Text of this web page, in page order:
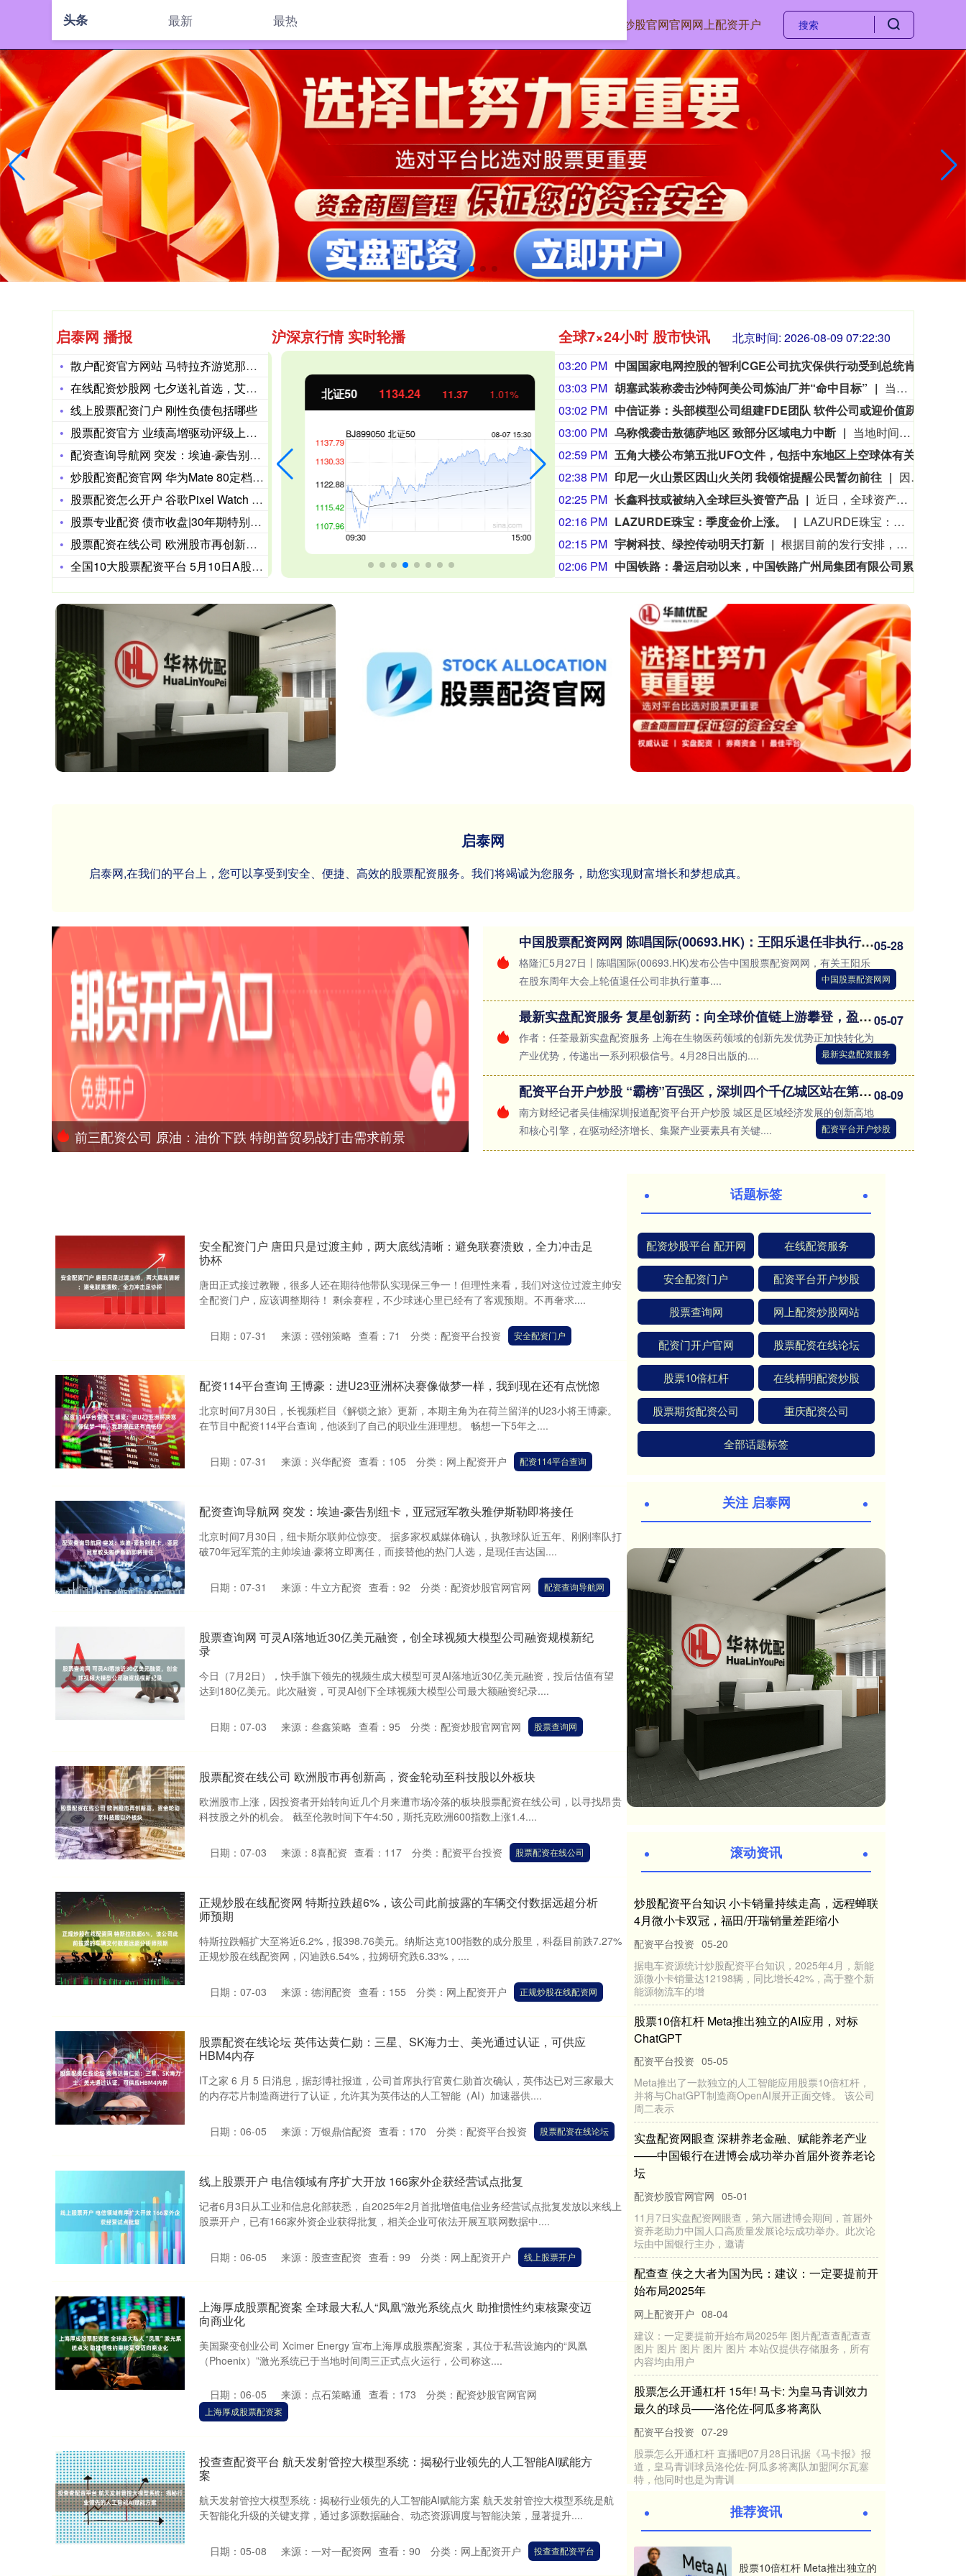
配资炒股官网官网网上配资开户
启泰网 播报
散户配资官方网站 马特拉齐游览那不勒斯，专门来到了马拉多纳的
在线配资炒股网 七夕送礼首选，艾柠美小紫镜【鎏金映颜】礼盒传
线上股票配资门户 刚性负债包括哪些
股票配资官方 业绩高增驱动评级上调 科技、消费板块获券商青睐
配资查询导航网 突发：埃迪-豪告别纽卡，亚冠冠军教头雅伊斯勒
炒股配资配资官网 华为Mate 80定档11月！双层屏+主动
股票配资怎么开户 谷歌Pixel Watch 4价格曝光：延
股票专业配资 债市收盘|30年期特别国债发行在1.88%，银
股票配资在线公司 欧洲股市再创新高，资金轮动至科技股以外板块
全国10大股票配资平台 5月10日A股动态：外资逆势增持，可
沪深京行情 实时轮播
沪深300 4694.44 43.13 0.93% 北证50 1134.24 11.37 1.01% 创业板指 3563.12 47.56 1.35% 基金指数
全球7×24小时 股市快讯 北京时间: 2026-08-09 07:22:32
03:20 PM
03:03 PM 胡塞武装称袭击沙特阿美公司炼油厂并“命中目标”
当地时间9日，也门胡塞武装称，当天使用一架无人机对沙特阿美公司位于沙特吉赞的炼油厂实施袭击，并称“成功命中目标”。胡塞武装表示，此次袭击是对沙特“敌方”无人机进入也门萨达省和哈杰省领空的回应。（央视新闻）
03:02 PM
03:00 PM 乌称俄袭击敖德萨地区 致部分区域电力中断
当地时间8月9日，敖德萨电力公司发布消息称，凌晨俄罗斯对敖德萨地区发动袭击后，当地出现停电情况，部分区域电力供应中断。目前抢修工作已开展，供电恢复作业正在推进。俄罗斯方面对此暂无回应。
02:59 PM
02:38 PM 印尼一火山景区因山火关闭 我领馆提醒公民暂勿前往
因山火持续蔓延，印度尼西亚的知名旅游景点——东爪哇省布罗莫火山景区自8日晚起暂时关闭。中国驻泗水总领馆9日发布公告，提醒领区中国公民暂勿前往该景区，已预订行程的游客及时办理改期或退票，并密切关注火情及景区解封信息。（新华社）
02:25 PM 长鑫科技或被纳入全球巨头资管产品
近日，全球资产管理机构范达高级产品经理John Patrick Lee透露，美国机构投资者开始布局中国半导体，最早或于9月底将长鑫科技纳入范达旗下ETF。 范达成立于1955年，总部位于纽约，是一家由创始家族持有的全球资产管理公司，在纽约、上海、法兰克福、苏黎世、阿姆斯特丹、伦敦、悉尼等地设有办公室，旗下产品涵盖ETF、共同基金（公募基金）和专户等。其在中国拥有私募机构范达私募基金管理（上海）有限公司。 截至2026年6月30日，范达全球管理资产规模约2374亿美元。它管理着全球规模最大的半导体ETF——SMH，截至8月初，该基金总净资产约700亿美元。今年6月，范达(VanEck)在美国推出首只聚焦中国半导体的ETF——SMHC。（中国基金报）
02:16 PM LAZURDE珠宝：季度金价上涨。
LAZURDE珠宝：季度金价上涨。
02:15 PM 宇树科技、绿控传动明天打新
根据目前的发行安排，下周有4只新股申购，科创板2只，创业板、北交所各有1只。日程安排上，周一（8月10日）可申购科创板新股宇树科技、创业板新股绿控传动、北交所新股双英集团，周五（8月14日）可申购科创板新股高凯技术。
02:06 PM
中国铁路：暑运启动以来，中国铁路广州局集团有限公司累计发送旅客超6800万人次。
启泰网
启泰网,在我们的平台上，您可以享受到安全、便捷、高效的股票配资服务。我们将竭诚为您服务，助您实现财富增长和梦想成真。
前三配资公司 原油：油价下跌 特朗普贸易战打击需求前景
中国股票配资网网 陈唱国际(00693.HK)：王阳乐退任非执行董事
格隆汇5月27日丨陈唱国际(00693.HK)发布公告中国股票配资网网，有关王阳乐
在股东周年大会上轮值退任公司非执行董事....
中国股票配资网网
05-28
最新实盘配资服务 复星创新药：向全球价值链上游攀登，盈利点亮行业信心
作者：任荃最新实盘配资服务 上海在生物医药领域的创新先发优势正加快转化为
产业优势，传递出一系列积极信号。4月28日出版的....
最新实盘配资服务
05-07
配资平台开户炒股 “霸榜”百强区，深圳四个千亿城区站在第一梯队
南方财经记者吴佳楠深圳报道配资平台开户炒股 城区是区域经济发展的创新高地
和核心引擎，在驱动经济增长、集聚产业要素具有关键....
配资平台开户炒股
08-09
头条 最新 最热
安全配资门户 唐田只是过渡主帅，两大底线清晰：避免联赛溃败，全力冲击足
协杯
唐田正式接过教鞭，很多人还在期待他带队实现保三争一！但理性来看，我们对这位过渡主帅安
全配资门户，应该调整期待！ 剩余赛程，不少球迷心里已经有了客观预期。不再奢求....
日期：07-31 来源：强翎策略 查看： 71 分类： 配资平台投资 安全配资门户
配资114平台查询 王博豪：进U23亚洲杯决赛像做梦一样，我到现在还有点恍惚
北京时间7月30日，长视频栏目《解锁之旅》更新，本期主角为在荷兰留洋的U23小将王博豪。
在节目中配资114平台查询，他谈到了自己的职业生涯理想。 畅想一下5年之....
日期：07-31 来源：兴华配资 查看： 105 分类： 网上配资开户 配资114平台查询
配资查询导航网 突发：埃迪-豪告别纽卡，亚冠冠军教头雅伊斯勒即将接任
北京时间7月30日，纽卡斯尔联帅位惊变。 据多家权威媒体确认，执教球队近五年、刚刚率队打
破70年冠军荒的主帅埃迪·豪将立即离任，而接替他的热门人选，是现任吉达国....
日期：07-31 来源：牛立方配资 查看： 92 分类： 配资炒股官网官网 配资查询导航网
股票查询网 可灵AI落地近30亿美元融资，创全球视频大模型公司融资规模新纪
录
今日（7月2日），快手旗下领先的视频生成大模型可灵AI落地近30亿美元融资，投后估值有望
达到180亿美元。此次融资，可灵AI创下全球视频大模型公司最大额融资纪录....
日期：07-03 来源：叁鑫策略 查看： 95 分类： 配资炒股官网官网 股票查询网
股票配资在线公司 欧洲股市再创新高，资金轮动至科技股以外板块
欧洲股市上涨，因投资者开始转向近几个月来遭市场冷落的板块股票配资在线公司，以寻找昂贵
科技股之外的机会。 截至伦敦时间下午4:50，斯托克欧洲600指数上涨1.4....
日期：07-03 来源：8喜配资 查看： 117 分类： 配资平台投资 股票配资在线公司
正规炒股在线配资网 特斯拉跌超6%，该公司此前披露的车辆交付数据远超分析
师预期
特斯拉跌幅扩大至将近6.2%，报398.76美元。纳斯达克100指数的成分股里，科磊目前跌7.27%
正规炒股在线配资网，闪迪跌6.54%，拉姆研究跌6.33%，....
日期：07-03 来源：德润配资 查看： 155 分类： 网上配资开户 正规炒股在线配资网
股票配资在线论坛 英伟达黄仁勋：三星、SK海力士、美光通过认证，可供应
HBM4内存
IT之家 6 月 5 日消息，据彭博社报道，公司首席执行官黄仁勋首次确认，英伟达已对三家最大
的内存芯片制造商进行了认证，允许其为英伟达的人工智能（AI）加速器供....
日期：06-05 来源：万银鼎信配资 查看： 170 分类： 配资平台投资 股票配资在线论坛
线上股票开户 电信领域有序扩大开放 166家外企获经营试点批复
记者6月3日从工业和信息化部获悉，自2025年2月首批增值电信业务经营试点批复发放以来线上
股票开户，已有166家外资企业获得批复，相关企业可依法开展互联网数据中....
日期：06-05 来源：股查查配资 查看： 99 分类： 网上配资开户 线上股票开户
上海厚成股票配资案 全球最大私人“凤凰”激光系统点火 助推惯性约束核聚变迈
向商业化
美国聚变创业公司 Xcimer Energy 宣布上海厚成股票配资案，其位于私营设施内的“凤凰
（Phoenix）”激光系统已于当地时间周三正式点火运行，公司称这....
日期：06-05 来源：点石策略通 查看： 173 分类： 配资炒股官网官网
上海厚成股票配资案
投查查配资平台 航天发射管控大模型系统：揭秘行业领先的人工智能AI赋能方
案
航天发射管控大模型系统：揭秘行业领先的人工智能AI赋能方案 航天发射管控大模型系统是航
天智能化升级的关键支撑，通过多源数据融合、动态资源调度与智能决策，显著提升....
日期：05-08 来源：一对一配资网 查看： 90 分类： 网上配资开户 投查查配资平台
话题标签
配资炒股平台 配开网 在线配资服务
安全配资门户 配资平台开户炒股
股票查询网 网上配资炒股网站
配资门开户官网 股票配资在线论坛
股票10倍杠杆 在线精明配资炒股
股票期货配资公司 重庆配资公司
全部话题标签
关注 启泰网
滚动资讯
股票配资注册 四部门印发通知 开展人力资源服
务业与制造业融合发展试点
配资炒股官网官网 06-11
人民财讯6月4日电，近日，人力资源社会保障部、工业
和信息化部、商务部、全国工商联印发《关于开展人力
资源服务业与制造业融合
线下配资公司 工信部副部长辛国斌：今年上半年
我国机器人产业营业收入同比增长27.8%
配资平台投资
08-09
南方财经8月8日电线下配资公司线下配资公司，据中国
青年报，在8日召开的2025世界机器人大会开幕式上，
工业和信息化部副部
查配资平台的网站 果然！300280，被实施退市
风险警示！
配资炒股官网官网 05-20
登录新浪财经APP 搜索【信披】查看更多考评等级查配
资平台的网站 炒股就看金麒麟分析师研报，权威，专
业，及时，全面，助您
正规在线炒股配资知识门户 泄露的芯片照片显示
下一代Xbox可能采用10核AMD Zen 6芯片
配资炒股官网官网
08-16
含有关索尼和下一代游戏
推荐资讯
股票10倍杠杆 Meta推出独立的